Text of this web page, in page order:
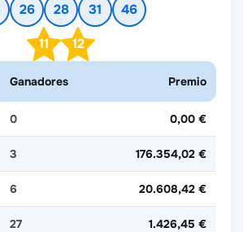
26 28 31
46
11
12
Ganadores Premio
0 0,00 €
3 176.354,02 €
6 20.608,42 €
27 1.426,45 €